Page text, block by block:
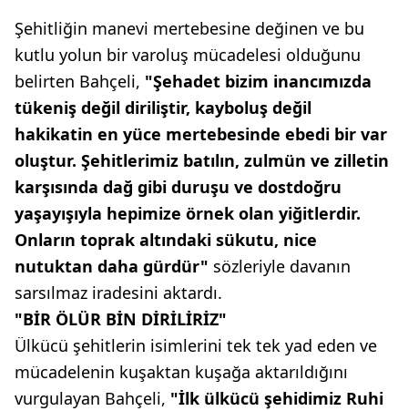
Şehitliğin manevi mertebesine değinen ve bu
kutlu yolun bir varoluş mücadelesi olduğunu
belirten Bahçeli, "Şehadet bizim inancımızda
tükeniş değil diriliştir, kayboluş değil
hakikatin en yüce mertebesinde ebedi bir var
oluştur. Şehitlerimiz batılın, zulmün ve zilletin
karşısında dağ gibi duruşu ve dostdoğru
yaşayışıyla hepimize örnek olan yiğitlerdir.
Onların toprak altındaki sükutu, nice
nutuktan daha gürdür" sözleriyle davanın
sarsılmaz iradesini aktardı.
"BİR ÖLÜR BİN DİRİLİRİZ"
Ülkücü şehitlerin isimlerini tek tek yad eden ve
mücadelenin kuşaktan kuşağa aktarıldığını
vurgulayan Bahçeli, "İlk ülkücü şehidimiz Ruhi